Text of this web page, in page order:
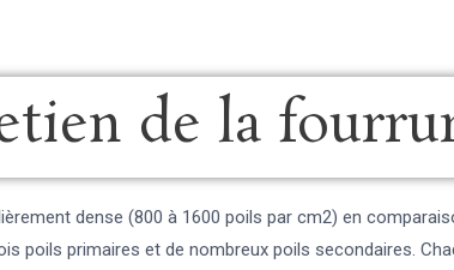
de la
dense (800 à 1600 poils par cm2) en
poils primaires et de nombreux poils secondaires.